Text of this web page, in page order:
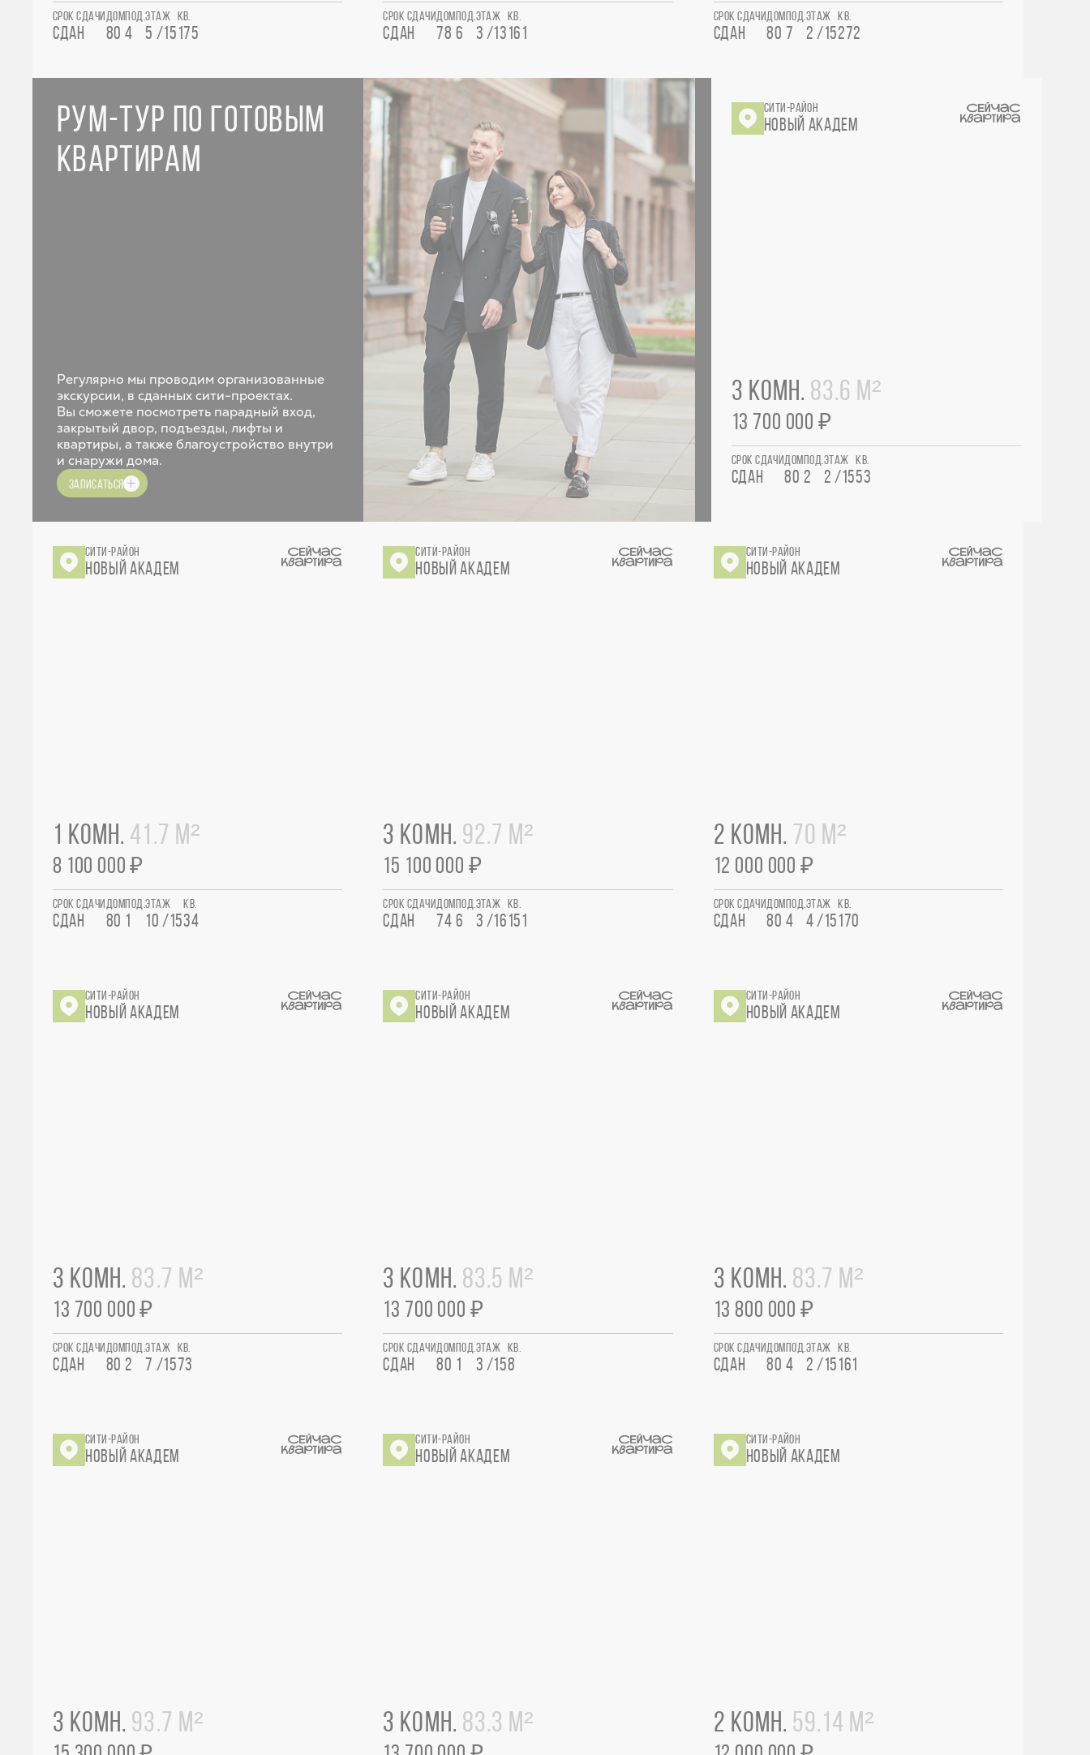
СРОК СДАЧИ
СДАН
ДОМ
80
ПОД.
4
ЭТАЖ
5 /15
КВ.
175
СРОК СДАЧИ
СДАН
ДОМ
78
ПОД.
6
ЭТАЖ
3 /13
КВ.
161
СРОК СДАЧИ
СДАН
ДОМ
80
ПОД.
7
ЭТАЖ
2 /15
КВ.
272
РУМ-ТУР ПО ГОТОВЫМ
КВАРТИРАМ
Регулярно мы проводим организованные
экскурсии, в сданных сити-проектах.
Вы сможете посмотреть парадный вход,
закрытый двор, подъезды, лифты и
квартиры, а также благоустройство внутри
и снаружи дома.
ЗАПИСАТЬСЯ
СИТИ-РАЙОН
НОВЫЙ АКАДЕМ
3 КОМН. 83.6 М²
13 700 000 ₽
СРОК СДАЧИ
СДАН
ДОМ
80
ПОД.
2
ЭТАЖ
2 /15
КВ.
53
СИТИ-РАЙОН
НОВЫЙ АКАДЕМ
1 КОМН. 41.7 М²
8 100 000 ₽
СРОК СДАЧИ
СДАН
ДОМ
80
ПОД.
1
ЭТАЖ
10 /15
КВ.
34
СИТИ-РАЙОН
НОВЫЙ АКАДЕМ
3 КОМН. 92.7 М²
15 100 000 ₽
СРОК СДАЧИ
СДАН
ДОМ
74
ПОД.
6
ЭТАЖ
3 /16
КВ.
151
СИТИ-РАЙОН
НОВЫЙ АКАДЕМ
2 КОМН. 70 М²
12 000 000 ₽
СРОК СДАЧИ
СДАН
ДОМ
80
ПОД.
4
ЭТАЖ
4 /15
КВ.
170
СИТИ-РАЙОН
НОВЫЙ АКАДЕМ
3 КОМН. 83.7 М²
13 700 000 ₽
СРОК СДАЧИ
СДАН
ДОМ
80
ПОД.
2
ЭТАЖ
7 /15
КВ.
73
СИТИ-РАЙОН
НОВЫЙ АКАДЕМ
3 КОМН. 83.5 М²
13 700 000 ₽
СРОК СДАЧИ
СДАН
ДОМ
80
ПОД.
1
ЭТАЖ
3 /15
КВ.
8
СИТИ-РАЙОН
НОВЫЙ АКАДЕМ
3 КОМН. 83.7 М²
13 800 000 ₽
СРОК СДАЧИ
СДАН
ДОМ
80
ПОД.
4
ЭТАЖ
2 /15
КВ.
161
СИТИ-РАЙОН
НОВЫЙ АКАДЕМ
3 КОМН. 93.7 М²
СИТИ-РАЙОН
НОВЫЙ АКАДЕМ
3 КОМН. 83.3 М²
СИТИ-РАЙОН
НОВЫЙ АКАДЕМ
2 КОМН. 59.14 М²